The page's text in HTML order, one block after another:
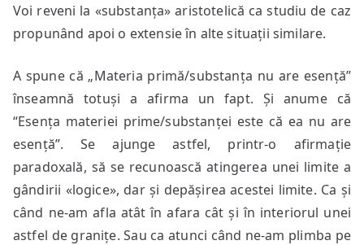
Voi reveni la «substanța» aristotelică ca studiu de caz
propunând apoi o extensie în alte situații similare.
A spune că „Materia primă/substanța nu are esență”
înseamnă totuși a afirma un fapt. Și anume că
“Esența materiei prime/substanței este că ea nu are
esență”. Se ajunge astfel, printr-o afirmație
paradoxală, să se recunoască atingerea unei limite a
gândirii «logice», dar și depășirea acestei limite. Ca și
când ne-am afla atât în afara cât și în interiorul unei
astfel de granițe. Sau ca atunci când ne-am plimba pe